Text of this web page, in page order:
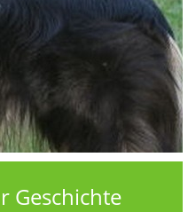
Geschichte